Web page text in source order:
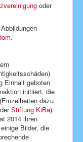
oder
.
Einhalt geboten
initiiert, die
dazu
Stiftung KiBa).
2014 ihren
Bilder, die